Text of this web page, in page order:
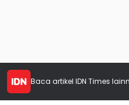
Baca artikel IDN Times